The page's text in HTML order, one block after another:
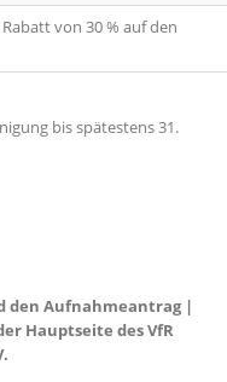
von 30 % auf den
bisspätestens 31.
den Aufnahmeantrag |
Hauptseite des VfR